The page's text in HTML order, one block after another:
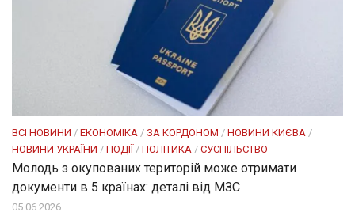
ВСІ НОВИНИ / ЕКОНОМІКА / ЗА КОРДОНОМ / НОВИНИ КИЄВА /
НОВИНИ УКРАЇНИ / ПОДІЇ/ ПОЛІТИКА / СУСПІЛЬСТВО
Молодь з окупованих територій може отримати
документи в 5 країнах: деталі від МЗС
05.06.2026